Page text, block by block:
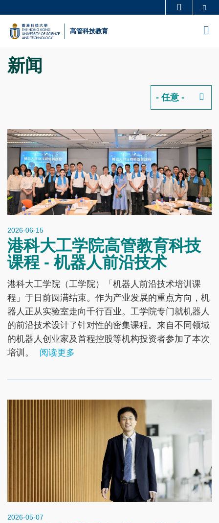
main
科大新闻
校园地图及指南
高管科技教育
新闻
2026-06-15
港科大工学院高管教育科技
课程 - 机器人前沿技术
港科大工学院（工学院）「机器人前沿技术培训课
程」于日前圆满结束。作为产业发展的重点方向，机
器人正从实验室走向千行百业。工学院专门就机器人
的前沿技术设计了针对性的密集课程。来自不同领域
的机器人创业家及首程控股等机构投资者参加了本次
培训。
阅读更多
2026-05-07